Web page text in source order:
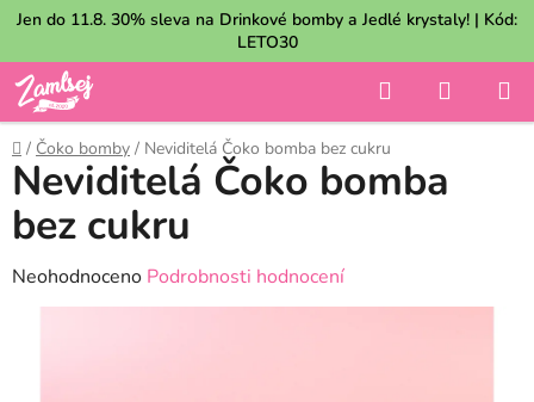
Přejít
obsah
Jen do 11.8. 30% sleva na Drinkové bomby a Jedlé krystaly! | Kód:
LETO30
Hledat
KOŠÍK
Domů
/ Čoko bomby / Neviditelá Čoko bomba bez cukru
Neviditelá Čoko bomba
bez cukru
Průměrné
hodnocení
Neohodnoceno Podrobnosti hodnocení